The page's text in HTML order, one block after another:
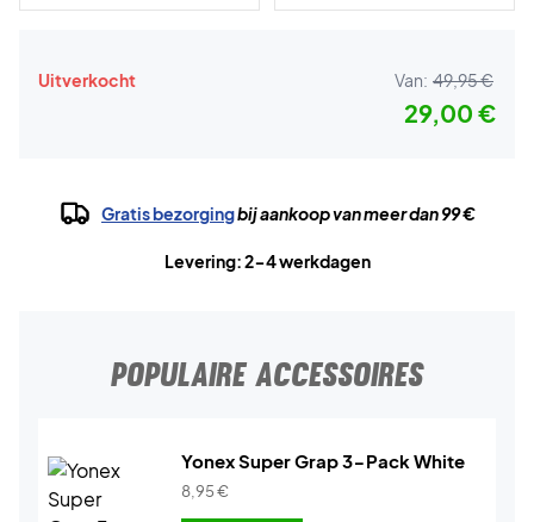
Uitverkocht Van: 49,95 €
29,00 €
Gratis bezorgingbij aankoop van meer dan 99 €
Levering: 2-4 werkdagen
POPULAIRE ACCESSOIRES
Yonex Super Grap 3-Pack White
8,95€